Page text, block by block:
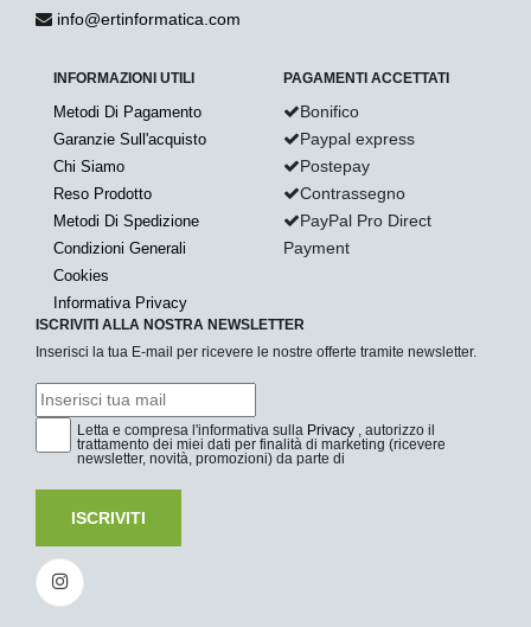
info@ertinformatica.com
INFORMAZIONI UTILI
Metodi Di Pagamento
Garanzie Sull'acquisto
Chi Siamo
Reso Prodotto
Metodi Di Spedizione
Condizioni Generali
Cookies
Informativa Privacy
PAGAMENTI ACCETTATI
Bonifico
Paypal express
Postepay
Contrassegno
PayPal Pro Direct
Payment
ISCRIVITI ALLA NOSTRA NEWSLETTER
Inserisci la tua E-mail per ricevere le nostre offerte tramite newsletter.
Letta e compresa l'informativa sulla Privacy , autorizzo il
trattamento dei miei dati per finalità di marketing (ricevere
newsletter, novità, promozioni) da parte di
ISCRIVITI